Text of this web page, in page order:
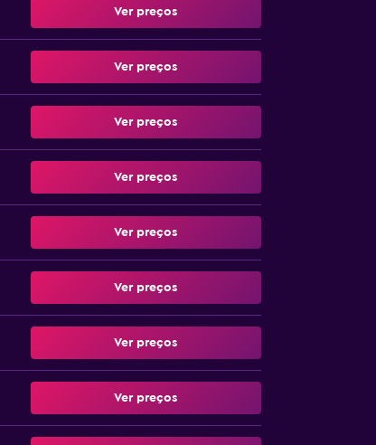
Ver preços
Ver preços
Ver preços
Ver preços
Ver preços
Ver preços
Ver preços
Ver preços